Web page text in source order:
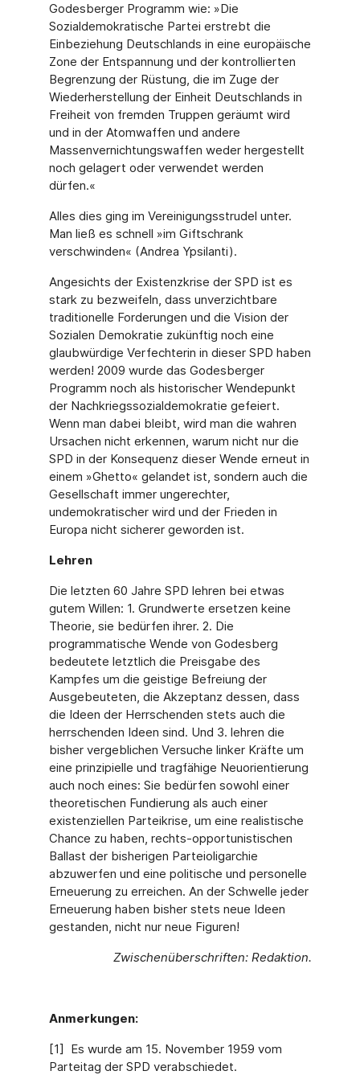
Godesberger Programm wie: »Die
Sozialdemokratische Partei erstrebt die
Einbeziehung Deutschlands in eine europäische
Zone der Entspannung und der kontrollierten
Begrenzung der Rüstung, die im Zuge der
Wiederherstellung der Einheit Deutschlands in
Freiheit von fremden Truppen geräumt wird
und in der Atomwaffen und andere
Massenvernichtungswaffen weder hergestellt
noch gelagert oder verwendet werden
dürfen.«
Alles dies ging im Vereinigungsstrudel unter.
Man ließ es schnell »im Giftschrank
verschwinden« (Andrea Ypsilanti).
Angesichts der Existenzkrise der SPD ist es
stark zu bezweifeln, dass unverzichtbare
traditionelle Forderungen und die Vision der
Sozialen Demokratie zukünftig noch eine
glaubwürdige Verfechterin in dieser SPD haben
werden! 2009 wurde das Godesberger
Programm noch als historischer Wendepunkt
der Nachkriegssozialdemokratie gefeiert.
Wenn man dabei bleibt, wird man die wahren
Ursachen nicht erkennen, warum nicht nur die
SPD in der Konsequenz dieser Wende erneut in
einem »Ghetto« gelandet ist, sondern auch die
Gesellschaft immer ungerechter,
undemokratischer wird und der Frieden in
Europa nicht sicherer geworden ist.
Lehren
Die letzten 60 Jahre SPD lehren bei etwas
gutem Willen: 1. Grundwerte ersetzen keine
Theorie, sie bedürfen ihrer. 2. Die
programmatische Wende von Godesberg
bedeutete letztlich die Preisgabe des
Kampfes um die geistige Befreiung der
Ausgebeuteten, die Akzeptanz dessen, dass
die Ideen der Herrschenden stets auch die
herrschenden Ideen sind. Und 3. lehren die
bisher vergeblichen Versuche linker Kräfte um
eine prinzipielle und tragfähige Neuorientierung
auch noch eines: Sie bedürfen sowohl einer
theoretischen Fundierung als auch einer
existenziellen Parteikrise, um eine realistische
Chance zu haben, rechts-opportunistischen
Ballast der bisherigen Parteioligarchie
abzuwerfen und eine politische und personelle
Erneuerung zu erreichen. An der Schwelle jeder
Erneuerung haben bisher stets neue Ideen
gestanden, nicht nur neue Figuren!
Zwischenüberschriften: Redaktion.
Anmerkungen:
[1] Es wurde am 15. November 1959 vom
Parteitag der SPD verabschiedet.